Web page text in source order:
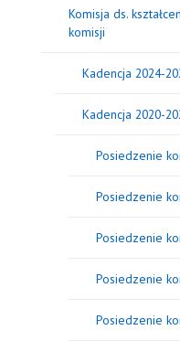
Komisja ds.
komisji
Kadencja 2024-
Kadencja 2020-
Posiedzenie
Posiedzenie
Posiedzenie
Posiedzenie
Posiedzenie